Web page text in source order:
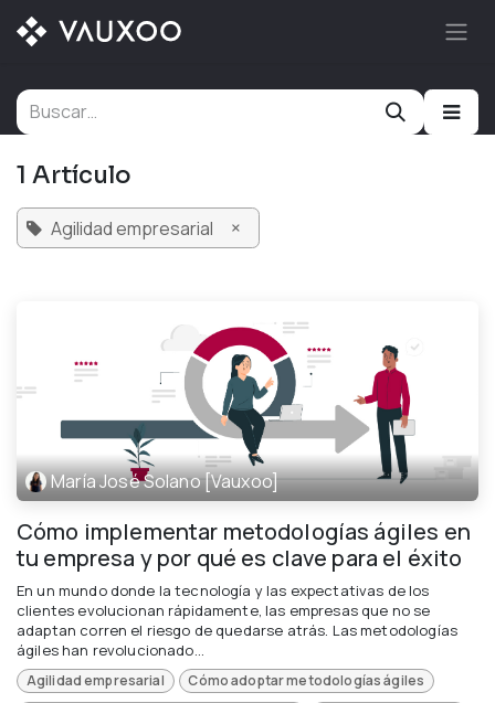
Ir al contenido
1 Artículo
Agilidad empresarial ×
María José Solano [Vauxoo]
Cómo implementar metodologías ágiles en
tu empresa y por qué es clave para el éxito
En un mundo donde la tecnología y las expectativas de los
clientes evolucionan rápidamente, las empresas que no se
adaptan corren el riesgo de quedarse atrás. Las metodologías
ágiles han revolucionado...
Agilidad empresarial
Cómo adoptar metodologías ágiles